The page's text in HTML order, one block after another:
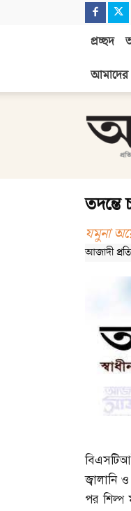
প্রচ্ছদ
আজাদী
তদন্তে
যমুনা
আজাদী
জ্বালানি
পর শিল্প